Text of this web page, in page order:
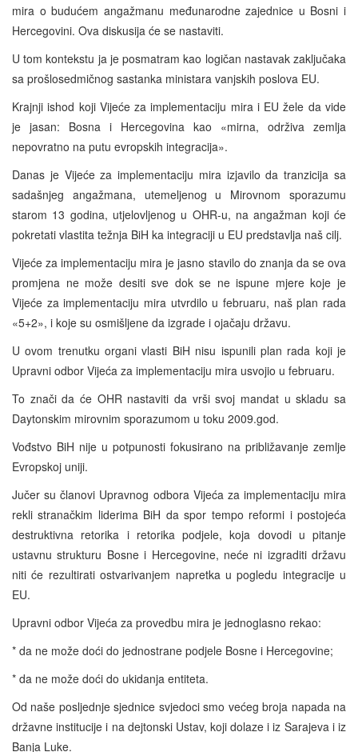
mira o budućem angažmanu međunarodne zajednice u Bosni i
Hercegovini. Ova diskusija će se nastaviti.
U tom kontekstu ja je posmatram kao logičan nastavak zaključaka
sa prošlosedmičnog sastanka ministara vanjskih poslova EU.
Krajnji ishod koji Vijeće za implementaciju mira i EU žele da vide
je jasan: Bosna i Hercegovina kao «mirna, održiva zemlja
nepovratno na putu evropskih integracija».
Danas je Vijeće za implementaciju mira izjavilo da tranzicija sa
sadašnjeg angažmana, utemeljenog u Mirovnom sporazumu
starom 13 godina, utjelovljenog u OHR-u, na angažman koji će
pokretati vlastita težnja BiH ka integraciji u EU predstavlja naš cilj.
Vijeće za implementaciju mira je jasno stavilo do znanja da se ova
promjena ne može desiti sve dok se ne ispune mjere koje je
Vijeće za implementaciju mira utvrdilo u februaru, naš plan rada
«5+2», i koje su osmišljene da izgrade i ojačaju državu.
U ovom trenutku organi vlasti BiH nisu ispunili plan rada koji je
Upravni odbor Vijeća za implementaciju mira usvojio u februaru.
To znači da će OHR nastaviti da vrši svoj mandat u skladu sa
Daytonskim mirovnim sporazumom u toku 2009.god.
Vođstvo BiH nije u potpunosti fokusirano na približavanje zemlje
Evropskoj uniji.
Jučer su članovi Upravnog odbora Vijeća za implementaciju mira
rekli stranačkim liderima BiH da spor tempo reformi i postojeća
destruktivna retorika i retorika podjele, koja dovodi u pitanje
ustavnu strukturu Bosne i Hercegovine, neće ni izgraditi državu
niti će rezultirati ostvarivanjem napretka u pogledu integracije u
EU.
Upravni odbor Vijeća za provedbu mira je jednoglasno rekao:
* da ne može doći do jednostrane podjele Bosne i Hercegovine;
* da ne može doći do ukidanja entiteta.
Od naše posljednje sjednice svjedoci smo većeg broja napada na
državne institucije i na dejtonski Ustav, koji dolaze i iz Sarajeva i iz
Banja Luke.